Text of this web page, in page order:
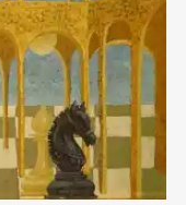
spb.rakovgallery.ru